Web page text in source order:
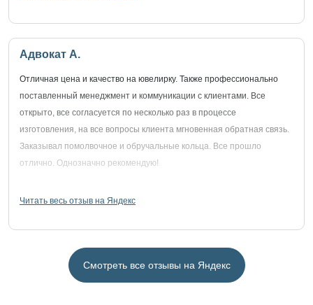
Адвокат А.
Отличная цена и качество на ювелирку. Также профессионально
поставленный менеджмент и коммуникации с клиентами. Все
открыто, все согласуется по несколько раз в процессе
изготовления, на все вопросы клиента мгновенная обратная связь.
Заказывал помолвочное и обручальные кольца. Все прошло
отлично. Однозначно рекомендую!
Читать весь отзыв на Яндекс
Смотреть все отзывы на Яндекс